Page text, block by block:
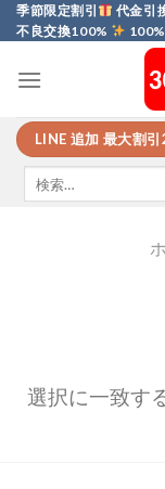
Skip
to
季節限定割引 代金引
不良交換100%
LINE 追加 最大割
選択に一致す